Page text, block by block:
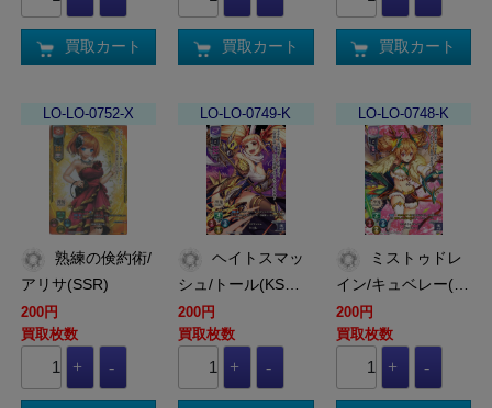
買取カート 買取カート 買取カート
LO-LO-0752-X
アリサ(SSR)
200円
買取枚数
LO-LO-0749-K
ヘイトスマッ
シュ/トール(KS…
200円
買取枚数
LO-LO-0748-K
イン/キュベレー(…
200円
買取枚数